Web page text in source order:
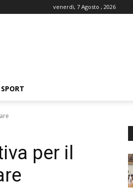
venerdì, 7 Agosto , 2026
SPORT
per il